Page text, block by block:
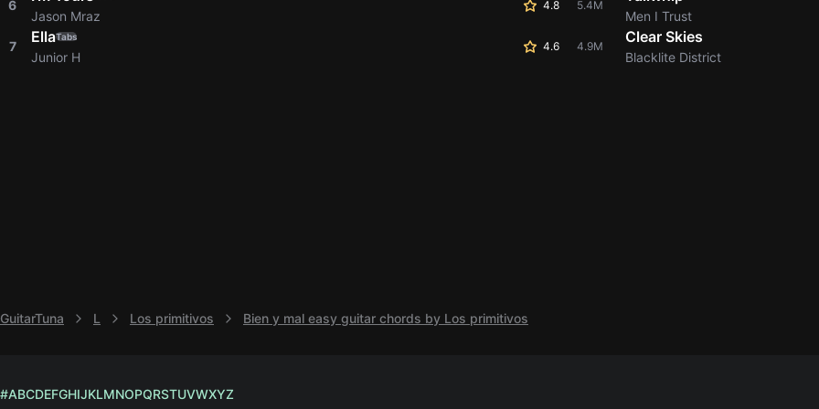
6
Jason Mraz
4.8 5.4M
7
EllaTabs
Junior H
4.6 4.9M
Men I Trust
Clear Skies
Blacklite District
GuitarTuna L Los primitivos Bien y mal easy guitar chords by Los primitivos
#ABCDEFGHIJKLMNOPQRSTUVWXYZ